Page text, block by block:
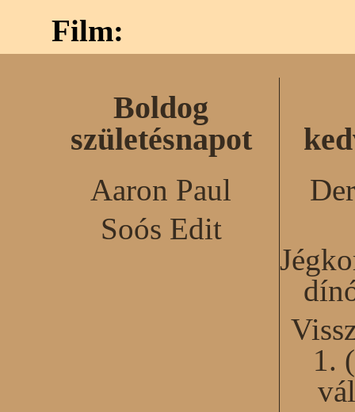
Film:
Boldog
születésnapot
Aaron Paul
Soós Edit
1.